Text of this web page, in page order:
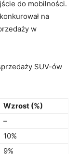
do mobilności.
na
w
SUV-ów
Wzrost (%)
–
10%
9%